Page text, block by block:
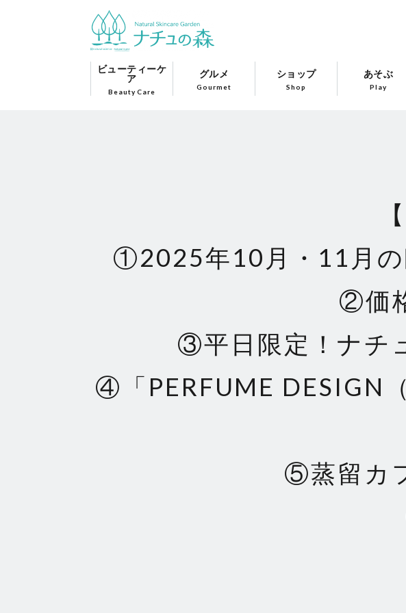
ビューティーケ
ア
Beauty Care
グルメ
Gourmet
ショップ
Shop
あそぶ
Play
①2025年10月・11月の
②価
③平日限定！ナチ
④「PERFUME DESIGN
⑤蒸留カ